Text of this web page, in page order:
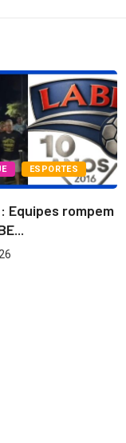
ESPORTES
Equipes rompem